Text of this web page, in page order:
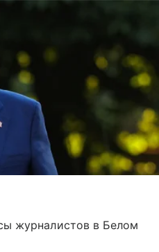
журналистов в Белом